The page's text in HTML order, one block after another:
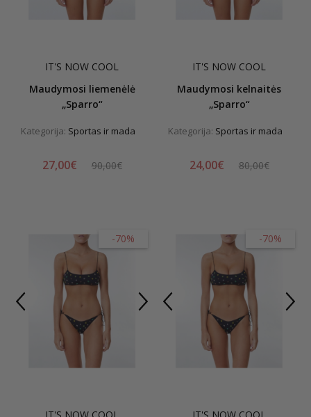
IT'S NOW COOL
Maudymosi liemenėlė
„Sparro“
Kategorija: Sportas ir mada
27,00€ 90,00€
IT'S NOW COOL
Maudymosi kelnaitės
„Sparro“
Kategorija: Sportas ir mada
24,00€ 80,00€
-70% -70%